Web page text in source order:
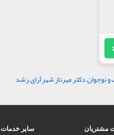
نوجوان,دکتر مهرناز شهرآرای,رشد
مشتریان سایر خدمات